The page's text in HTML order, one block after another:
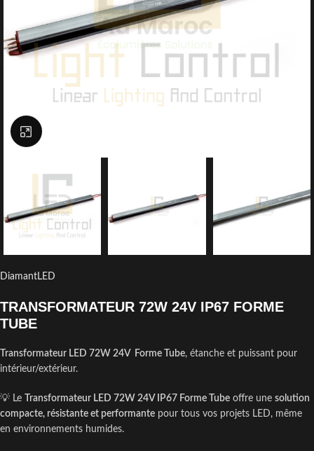
Click to enlarge
DiamantLED
TRANSFORMATEUR 72W 24V IP67 FORME
TUBE
Transformateur LED 72W 24V Forme Tube, étanche et puissant pour
intérieur/extérieur.
💡 Le Transformateur LED 72W 24V IP67 Forme Tube offre une solution
compacte, résistante et performante pour tous vos projets LED, même
en environnements humides.